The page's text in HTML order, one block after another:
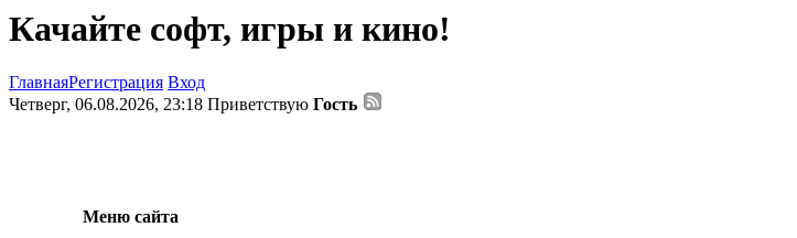
Качайте софт, игры и кино!
ГлавнаяРегистрация Вход
Четверг, 06.08.2026, 23:18 Приветствую Гость
Меню сайта